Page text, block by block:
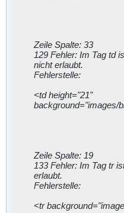
Zeile Spalte: 33
129 Fehler: Im Tag td
nicht erlaubt.
Fehlerstelle:
<td height="21"
background="images/
Zeile Spalte: 19
133 Fehler: Im Tag tr
erlaubt.
Fehlerstelle:
<tr